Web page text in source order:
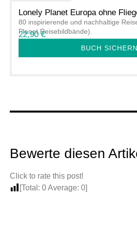
Lonely Planet Europa ohne
80 inspirierende und nachhaltige
Planet Reisebildbände).
22,90 €
BUCH SICHERN
Bewerte diesen
Click to rate this post!
[Total: 0Average: 0]